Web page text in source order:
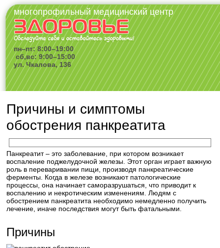
многопрофильный медицинский центр
пн–пт: 8:00–19:00
сб,вс: 9:00–15:00
ул. Чкалова, 136
Причины и симптомы
обострения панкреатита
Панкреатит – это заболевание, при котором возникает
воспаление поджелудочной железы. Этот орган играет важную
роль в переваривании пищи, производя панкреатические
ферменты. Когда в железе возникают патологические
процессы, она начинает саморазрушаться, что приводит к
воспалению и некротическим изменениям. Людям с
обострением панкреатита необходимо немедленно получить
лечение, иначе последствия могут быть фатальными.
Причины